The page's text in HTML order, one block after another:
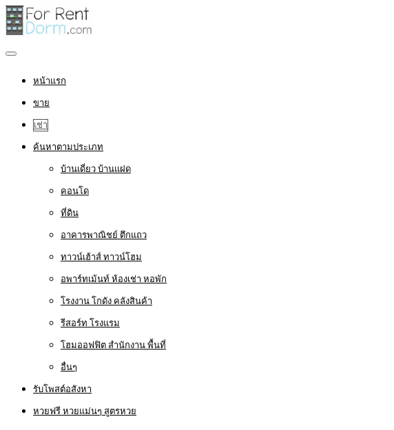
หน้าแรก
ขาย
เช่า
ค้นหาตามประเภท
บ้านเดี่ยว บ้านแฝด
คอนโด
ที่ดิน
อาคารพาณิชย์ ตึกแถว
ทาวน์เฮ้าส์ ทาวน์โฮม
อพาร์ทเม้นท์ ห้องเช่า หอพัก
โรงงาน โกดัง คลังสินค้า
รีสอร์ท โรงแรม
โฮมออฟฟิต สำนักงาน พื้นที่
อื่นๆ
รับโพสต์อสังหา
หวยฟรี หวยแม่นๆ สูตรหวย